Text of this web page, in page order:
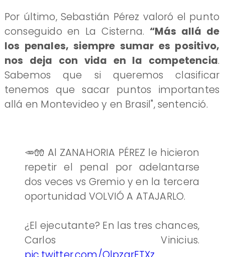
Por último, Sebastián Pérez valoró el punto
conseguido en La Cisterna. “Más allá de
los penales, siempre sumar es positivo,
nos deja con vida en la competencia.
Sabemos que si queremos clasificar
tenemos que sacar puntos importantes
allá en Montevideo y en Brasil", sentenció.
🥕🧤 Al ZANAHORIA PÉREZ le hicieron
repetir el penal por adelantarse
dos veces vs Gremio y en la tercera
oportunidad VOLVIÓ A ATAJARLO.
¿El ejecutante? En las tres chances,
Carlos Vinicius.